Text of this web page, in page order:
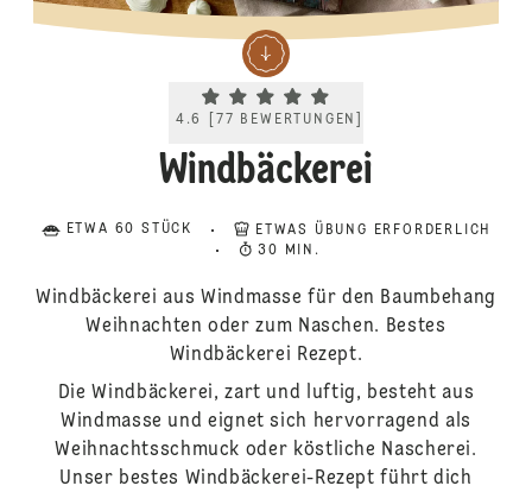
Current rating 4.6. Click to rate.
4.6 77 BEWERTUNGEN
Windbäckerei
ETWA 60 STÜCK
ETWAS ÜBUNG ERFORDERLICH
30 MIN.
Windbäckerei aus Windmasse für den Baumbehang
Weihnachten oder zum Naschen. Bestes
Windbäckerei Rezept.
Die Windbäckerei, zart und luftig, besteht aus
Windmasse und eignet sich hervorragend als
Weihnachtsschmuck oder köstliche Nascherei.
Unser bestes Windbäckerei-Rezept führt dich